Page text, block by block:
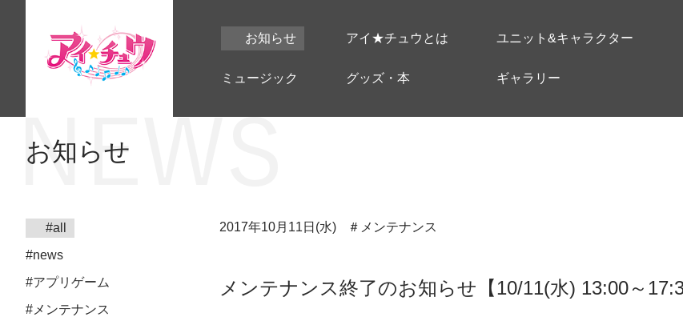
お知らせ アイ★チュウとは ユニット&キャラクター
ミュージック グッズ・本 ギャラリー
お知らせ
#all
#news
#アプリゲーム
#メンテナンス
2017年10月11日(水) ＃メンテナンス
メンテナンス終了のお知らせ【10/11(水) 13:00～